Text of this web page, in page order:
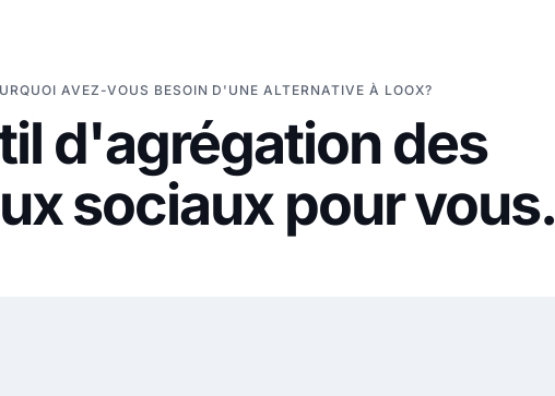
AVEZ-VOUS BESOIN D'UNE ALTERNATIVE À LOOX?
d'agrégation des
sociaux pour vous.